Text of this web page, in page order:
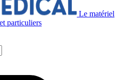
Le matériel
particuliers